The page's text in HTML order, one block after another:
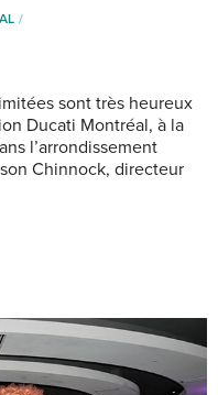
sont très heureux
Ducati Montréal, à la
l’arrondissement
Chinnock, directeur